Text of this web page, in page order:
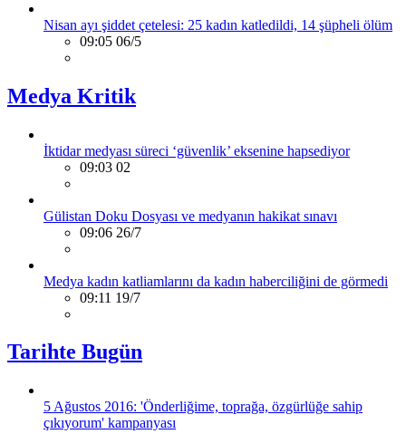
Nisan ayı şiddet çetelesi: 25 kadın katledildi, 14 şüpheli ölüm
09:05 06/5
Medya Kritik
İktidar medyası süreci ‘güvenlik’ eksenine hapsediyor
09:03 02
Gülistan Doku Dosyası ve medyanın hakikat sınavı
09:06 26/7
Medya kadın katliamlarını da kadın haberciliğini de görmedi
09:11 19/7
Tarihte Bugün
5 Ağustos 2016: 'Önderliğime, toprağa, özgürlüğe sahip
çıkıyorum' kampanyası